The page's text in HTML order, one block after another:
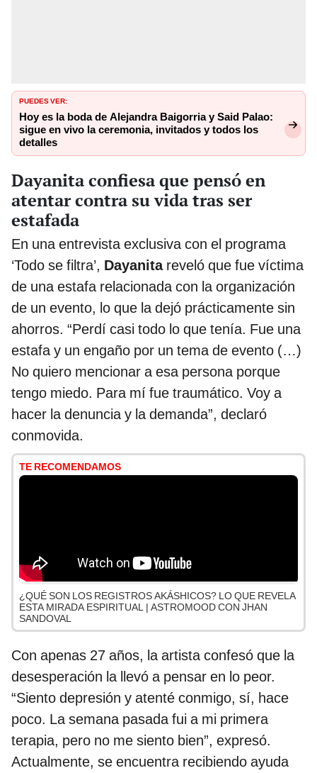
PUEDES VER:
Hoy es la boda de Alejandra Baigorria y Said Palao:
sigue en vivo la ceremonia, invitados y todos los
detalles
Dayanita confiesa que pensó en
atentar contra su vida tras ser
estafada
En una entrevista exclusiva con el programa
‘Todo se filtra’, Dayanitareveló que fue víctima
de una estafa relacionada con la organización
de un evento, lo que la dejó prácticamente sin
ahorros. “Perdí casi todo lo que tenía. Fue una
estafa y un engaño por un tema de evento (…)
No quiero mencionar a esa persona porque
tengo miedo. Para mí fue traumático. Voy a
hacer la denuncia y la demanda”, declaró
conmovida.
TE RECOMENDAMOS
¿QUÉ SON LOS REGISTROS AKÁSHICOS? LO QUE REVELA
ESTA MIRADA ESPIRITUAL | ASTROMOOD CON JHAN
SANDOVAL
Con apenas 27 años, la artista confesó que la
desesperación la llevó a pensar en lo peor.
“Siento depresión y atenté conmigo, sí, hace
poco. La semana pasada fui a mi primera
terapia, pero no me siento bien”, expresó.
Actualmente, se encuentra recibiendo ayuda